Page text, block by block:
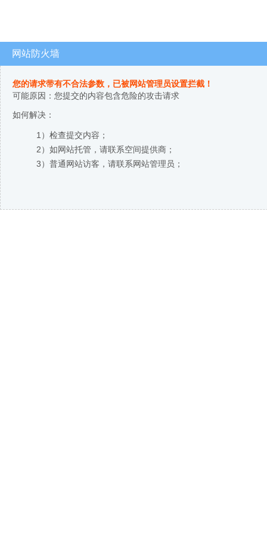
网站防火墙
您的请求带有不合法参数，已被网站管理员设置拦截！
可能原因：您提交的内容包含危险的攻击请求
如何解决：
1）检查提交内容；
2）如网站托管，请联系空间提供商；
3）普通网站访客，请联系网站管理员；